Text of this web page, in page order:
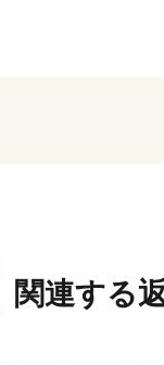
関連する